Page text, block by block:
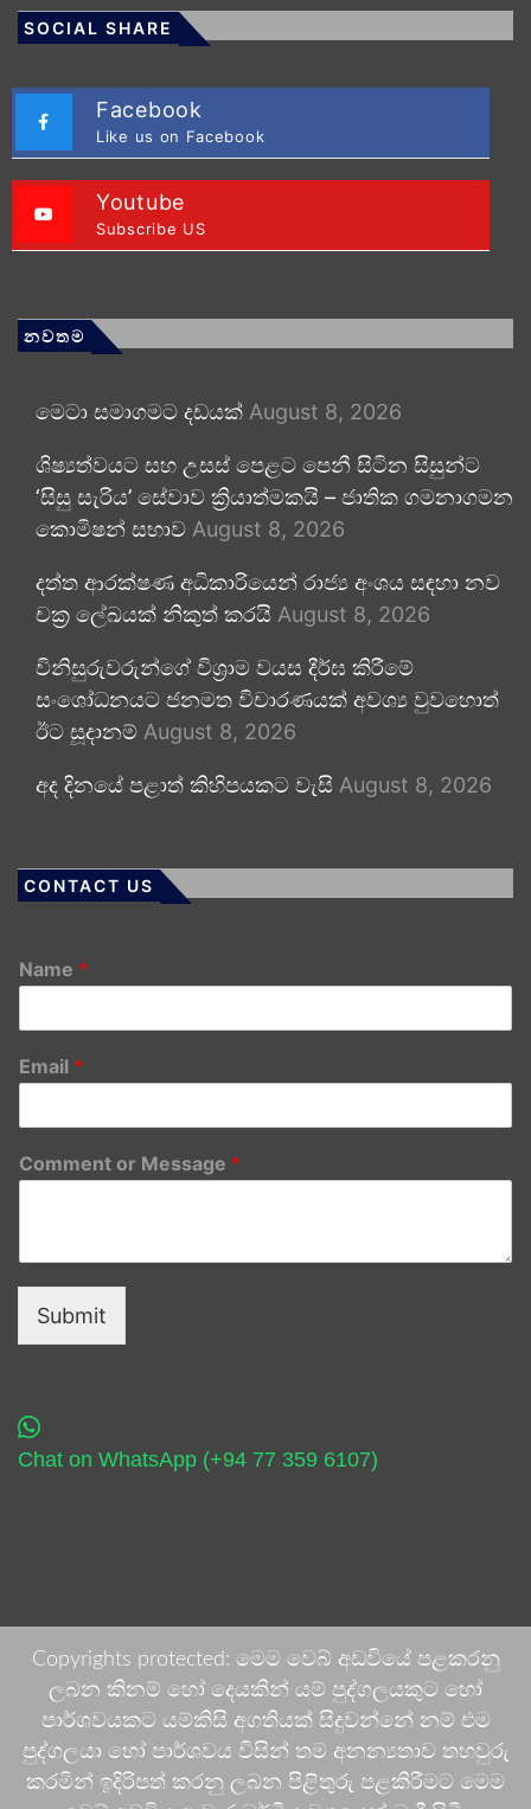
SOCIAL SHARE
Facebook
Like us on Facebook
Youtube
Subscribe US
නවතම
මෙටා සමාගමට දඩයක් August 8, 2026
ශිෂ්‍යත්වයට සහ උසස් පෙළට පෙනී සිටින සිසුන්ට
‘සිසු සැරිය’ සේවාව ක්‍රියාත්මකයි – ජාතික ගමනාගමන
කොමිෂන් සභාව August 8, 2026
දත්ත ආරක්ෂණ අධිකාරියෙන් රාජ්‍ය අංශය සඳහා නව
චක්‍ර ලේඛයක් නිකුත් කරයි August 8, 2026
විනිසුරුවරුන්ගේ විශ්‍රාම වයස දීර්ඝ කිරීමේ
සංශෝධනයට ජනමත විචාරණයක් අවශ්‍ය වුවහොත්
ඊට සූදානම් August 8, 2026
අද දිනයේ පළාත් කිහිපයකට වැසි August 8, 2026
CONTACT US
Name *
Email *
Comment or Message *
Submit
Chat on WhatsApp (+94 77 359 6107)
Copyrights protected: මෙම වෙබ් අඩවියේ පළකරනු
ලබන කිනම් හෝ දෙයකින් යම් පුද්ගලයකුට හෝ
පාර්ශවයකට යම්කිසි අගතියක් සිදුවන්නේ නම් එම
පුද්ගලයා හෝ පාර්ශවය විසින් තම අනන්‍යතාව තහවුරු
කරමින් ඉදිරිපත් කරනු ලබන පිළිතුරු පළකිරීමට මෙම